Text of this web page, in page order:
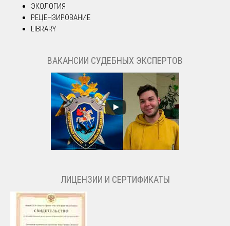
ЭКОЛОГИЯ
РЕЦЕНЗИРОВАНИЕ
LIBRARY
ВАКАНСИИ СУДЕБНЫХ ЭКСПЕРТОВ
ЛИЦЕНЗИИ И СЕРТИФИКАТЫ